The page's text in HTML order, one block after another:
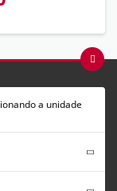
a unidade